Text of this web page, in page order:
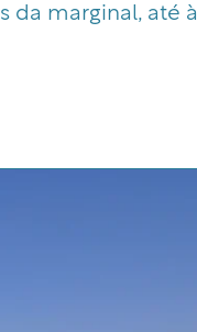
da marginal, até à